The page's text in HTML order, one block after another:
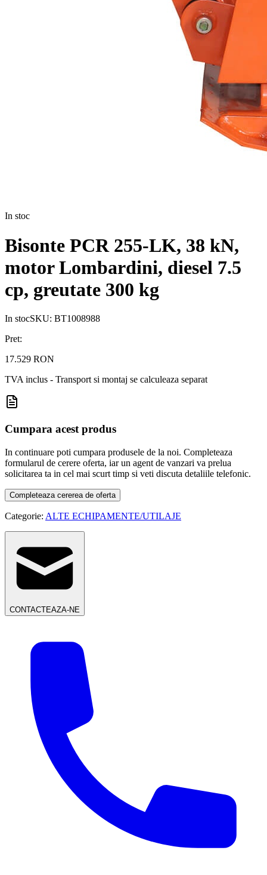
In stoc
Bisonte PCR 255-LK, 38 kN,
motor Lombardini, diesel 7.5
cp, greutate 300 kg
In stocSKU: BT1008988
Pret:
17.529 RON
TVA inclus - Transport si montaj se calculeaza separat
Cumpara acest produs
In continuare poti cumpara produsele de la noi. Completeaza
formularul de cerere oferta, iar un agent de vanzari va prelua
solicitarea ta in cel mai scurt timp si veti discuta detaliile telefonic.
Completeaza cererea de oferta
Categorie: ALTE ECHIPAMENTE/UTILAJE
CONTACTEAZA-NE